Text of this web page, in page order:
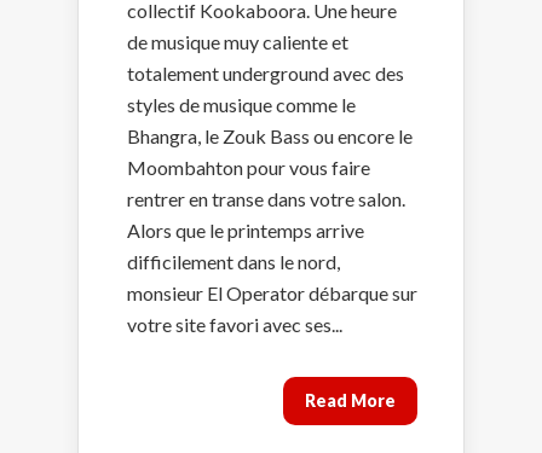
collectif Kookaboora. Une heure
de musique muy caliente et
totalement underground avec des
styles de musique comme le
Bhangra, le Zouk Bass ou encore le
Moombahton pour vous faire
rentrer en transe dans votre salon.
Alors que le printemps arrive
difficilement dans le nord,
monsieur El Operator débarque sur
votre site favori avec ses...
Read More